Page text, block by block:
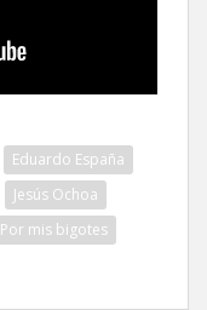
Eduardo España
Jesús Ochoa
Por mis bigotes